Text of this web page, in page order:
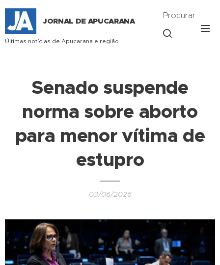
JORNAL DE APUCARANA
Últimas notícias de Apucarana e região
Procurar
Senado suspende
norma sobre aborto
para menor vítima de
estupro
03/06/2026